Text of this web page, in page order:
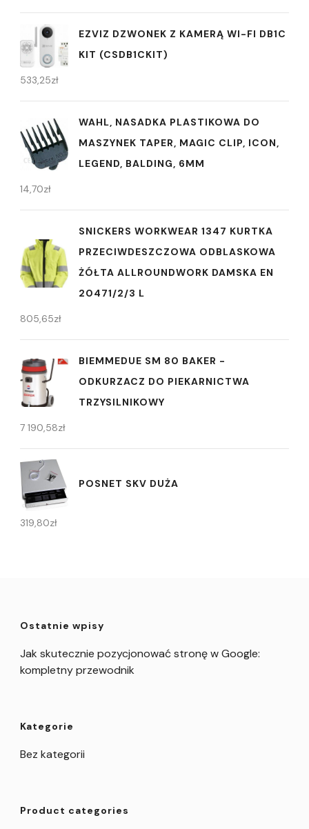
EZVIZ DZWONEK Z KAMERĄ WI-FI DB1C
KIT (CSDB1CKIT)
533,25zł
WAHL, NASADKA PLASTIKOWA DO
MASZYNEK TAPER, MAGIC CLIP, ICON,
LEGEND, BALDING, 6MM
14,70zł
SNICKERS WORKWEAR 1347 KURTKA
PRZECIWDESZCZOWA ODBLASKOWA
ŻÓŁTA ALLROUNDWORK DAMSKA EN
20471/2/3 L
805,65zł
BIEMMEDUE SM 80 BAKER -
ODKURZACZ DO PIEKARNICTWA
TRZYSILNIKOWY
7 190,58zł
POSNET SKV DUŻA
319,80zł
Ostatnie wpisy
Jak skutecznie pozycjonować stronę w Google:
kompletny przewodnik
Kategorie
Bez kategorii
Product categories